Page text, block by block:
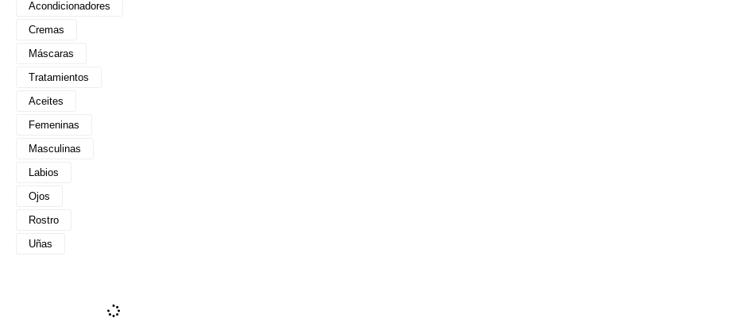
Acondicionadores
Cremas
Máscaras
Tratamientos
Aceites
Femeninas
Masculinas
Labios
Ojos
Rostro
Uñas